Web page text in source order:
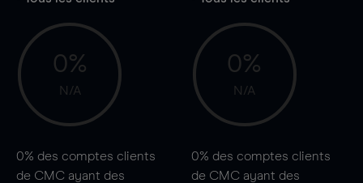
0%
N/A
0% des comptes clients
de CMC ayant des
0%
N/A
0% des comptes clients
de CMC ayant des